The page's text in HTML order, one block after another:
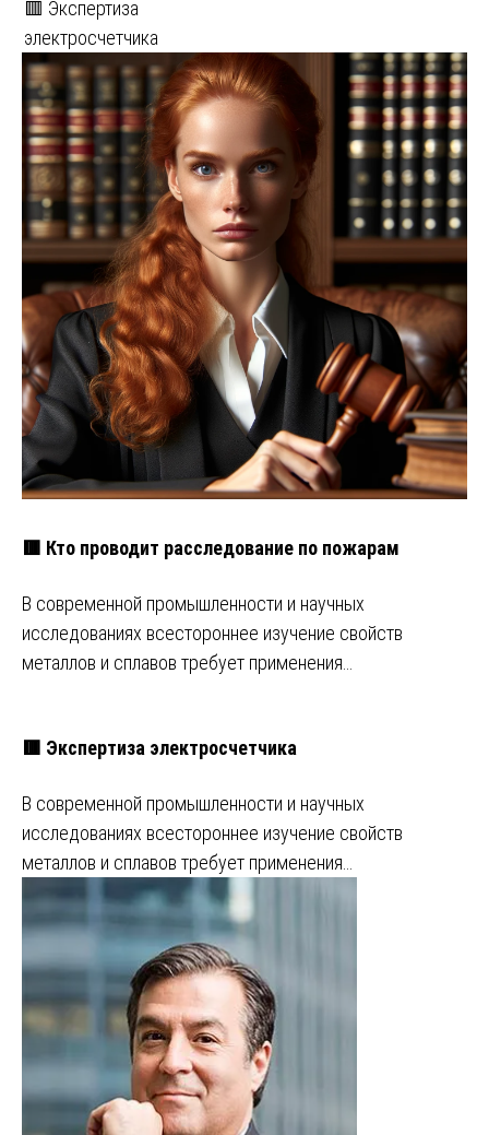
🟥 Экспертиза
электросчетчика
🟥 Кто проводит расследование по пожарам
В современной промышленности и научных
исследованиях всестороннее изучение свойств
металлов и сплавов требует применения…
🟥 Экспертиза электросчетчика
В современной промышленности и научных
исследованиях всестороннее изучение свойств
металлов и сплавов требует применения…